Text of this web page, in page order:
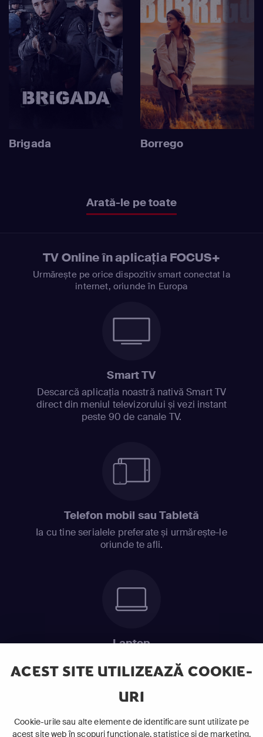
ACEST SITE UTILIZEAZĂ COOKIE-
URI
Cookie-urile sau alte elemente de identificare sunt utilizate pe
acest site web în scopuri funcționale, statistice și de marketing,
Brigada Borrego
Arată-le pe toate
TV Online în aplicația FOCUS+
Urmărește pe orice dispozitiv smart conectat la
internet, oriunde în Europa
Smart TV
Descarcă aplicația noastră nativă Smart TV
direct din meniul televizorului și vezi instant
peste 90 de canale TV.
Telefon mobil sau Tabletă
Ia cu tine serialele preferate și urmărește-le
oriunde te afli.
Laptop
ABONEAZĂ-TE ACUM